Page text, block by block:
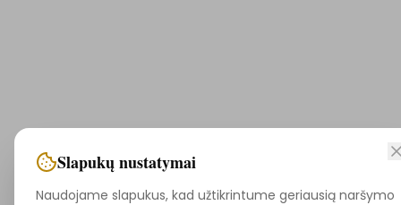
Slapukų nustatymai
Naudojame slapukus, kad užtikrintume geriausią naršymo